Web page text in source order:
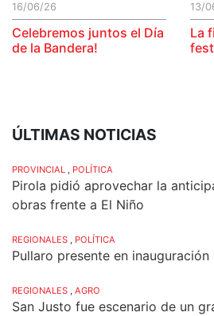
16/06/26
Celebremos juntos el Día
de la Bandera!
13/
La
ÚLTIMAS NOTICIAS
PROVINCIAL POLÍTICA
Pirola pidió aprovechar la
obras frente a El Niño
REGIONALES POLÍTICA
Pullaro presente en
REGIONALES AGRO
San Justo fue escenario de un